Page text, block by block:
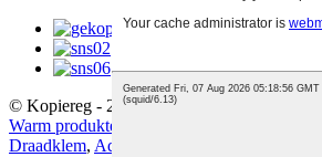
© Kopiereg - 2010-2020: Alle regte
Warm produkte
Draadklem, Advertensieklem